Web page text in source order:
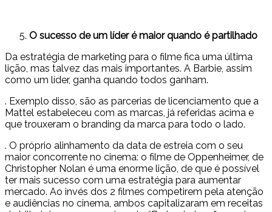
O sucesso de um líder é maior quando é partilhado
Da estratégia de marketing para o filme fica uma última
lição, mas talvez das mais importantes. A Barbie, assim
como um líder, ganha quando todos ganham.
. Exemplo disso, são as parcerias de licenciamento que a
Mattel estabeleceu com as marcas, já referidas acima e
que trouxeram o branding da marca para todo o lado.
. O próprio alinhamento da data de estreia com o seu
maior concorrente no cinema: o filme de Oppenheimer, de
Christopher Nolan é uma enorme lição, de que é possível
ter mais sucesso com uma estratégia para aumentar
mercado. Ao invés dos 2 filmes competirem pela atenção
e audiências no cinema, ambos capitalizaram em receitas